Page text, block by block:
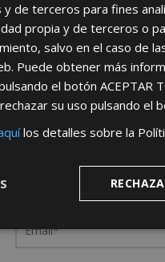
Desdeaquí
Rellene este formulario y
de terceros para fines
propia y de terceros o
salvo en el caso de
Puede obtener más
el botón ACEPTAR
su uso pulsando el
los detalles sobre la